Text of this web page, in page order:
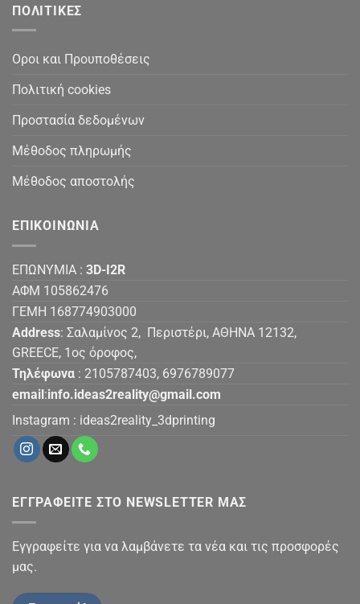
ΠΟΛΙΤΙΚΕΣ
Οροι και Προυποθέσεις
Πολιτική cookies
Προστασία δεδομένων
Μέθοδος πληρωμής
Μέθοδος αποστολής
ΕΠΙΚΟΙΝΩΝΙΑ
ΕΠΩΝΥΜΙΑ : 3D-I2R
ΑΦΜ 105862476
ΓΕΜΗ 168774903000
Address: Σαλαμίνος 2, Περιστέρι, ΑΘΗΝΑ 12132,
GREECE, 1ος όροφος,
Τηλέφωνα : 2105787403, 6976789077
email:info.ideas2reality@gmail.com
Instagram : ideas2reality_3dprinting
ΕΓΓΡΑΦΕΙΤΕ ΣΤΟ NEWSLETTER ΜΑΣ
Εγγραφείτε για να λαμβάνετε τα νέα και τις προσφορές
μας.